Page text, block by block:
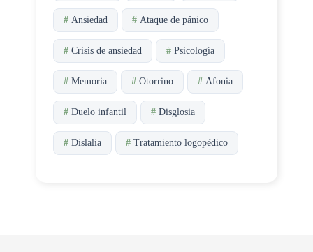
# Ansiedad # Ataque de pánico
# Crisis de ansiedad # Psicología
# Memoria # Otorrino # Afonia
# Duelo infantil # Disglosia
# Dislalia # Tratamiento logopédico